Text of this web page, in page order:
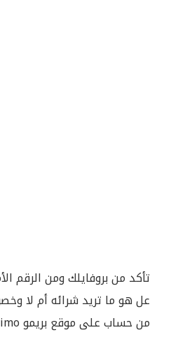
تأكد من بروفايلك ومن الرقم
عل هو ما تريد شرائه أم لا
من حساب على موقع بريمو Primo.